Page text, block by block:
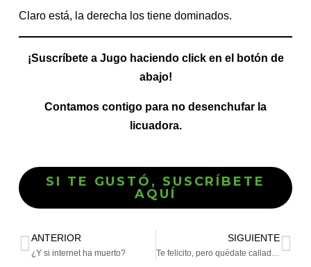
Claro está, la derecha los tiene dominados.
¡Suscríbete a Jugo haciendo click en el botón de
abajo!
Contamos contigo para no desenchufar la
licuadora.
SI TE GUSTÓ, SUSCRÍBETE
AQUÍ
ANTERIOR
¿Y si internet ha muerto?
SIGUIENTE
Te felicito, pero quédate calladita